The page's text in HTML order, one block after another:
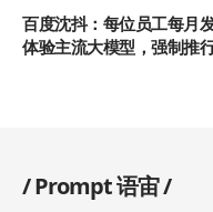
百度沈抖：每位员工每月
体验主流大模型，强制推
/Prompt 语宙/